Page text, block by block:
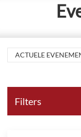
ACTUELE
Filters